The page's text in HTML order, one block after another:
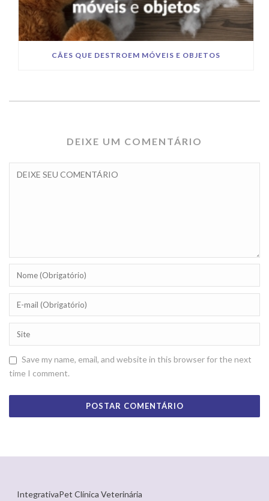
CÃES QUE DESTROEM MÓVEIS E OBJETOS
DEIXE UM COMENTÁRIO
Save my name, email, and website in this browser for the next
time I comment.
IntegrativaPet Clínica Veterinária